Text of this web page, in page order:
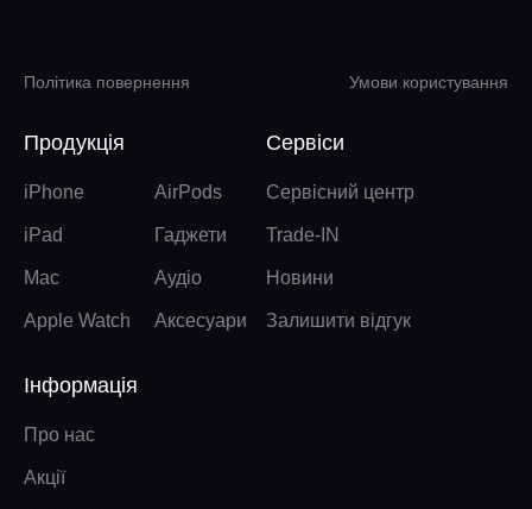
Політика повернення Умови користування
Продукція
iPhone
iPad
Mac
Apple Watch
AirPods
Гаджети
Аудіо
Аксесуари
Сервіси
Сервісний центр
Trade-IN
Новини
Залишити відгук
Інформація
Про нас
Акції